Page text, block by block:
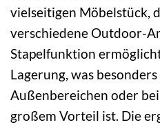
vielseitigen Möbelstück,
verschiedene Outdoor-
Stapelfunktion
Lagerung, was
Außenbereichen oder
großem Vorteil ist. Die